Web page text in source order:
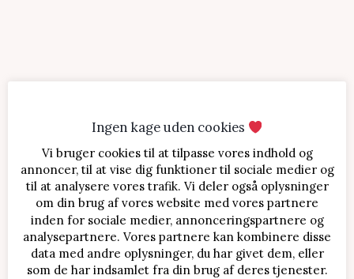
SENESTE OPSKRIFTER
Jordbærtærte med mascarponecreme
Klassisk cheesecake med kirsebær
Ingen kage uden cookies
Vi bruger cookies til at tilpasse vores indhold og
annoncer, til at vise dig funktioner til sociale medier og
til at analysere vores trafik. Vi deler også oplysninger
om din brug af vores website med vores partnere
inden for sociale medier, annonceringspartnere og
analysepartnere. Vores partnere kan kombinere disse
data med andre oplysninger, du har givet dem, eller
som de har indsamlet fra din brug af deres tjenester.